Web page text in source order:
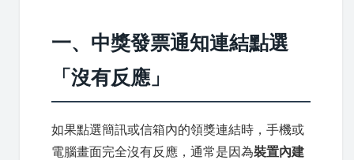
一、中獎發票通知連結點選
「沒有反應」
如果點選簡訊或信箱內的領獎連結時，手機或
電腦畫面完全沒有反應，通常是因為裝置內建